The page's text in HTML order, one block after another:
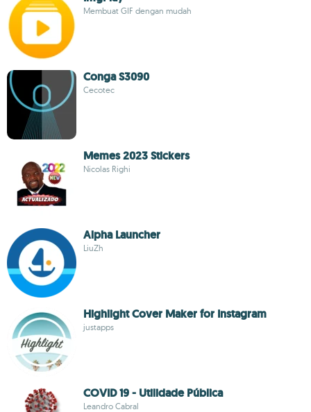
Membuat GIF dengan mudah
Conga S3090
Cecotec
Memes 2023 Stickers
Nicolas Righi
Alpha Launcher
LiuZh
Highlight Cover Maker for Instagram
justapps
COVID 19 - Utilidade Pública
Leandro Cabral